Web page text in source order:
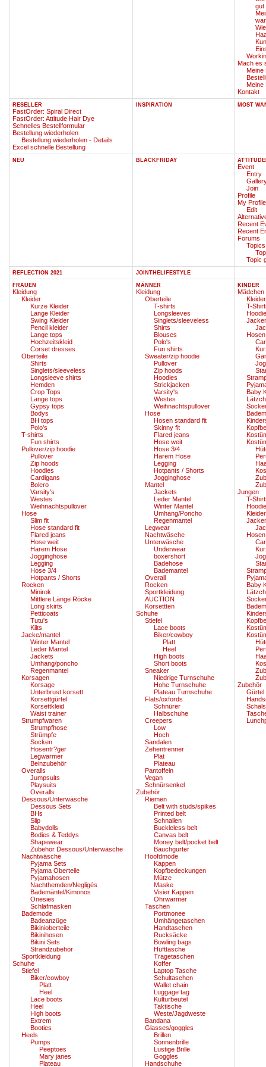
gut
Mach es
Meine
Meine
Kontakt
RESELLER
FastOrder: Spiral Direct
FastOrder: Attitude Hair Dye
Schnelles Bestellformular
Bestellung wiederholen
Bestellung wiederholen - Details
Excel schnelle Bestellung
INSPIRATION MOST
NEU BLACKFRIDAY
Event
Entry
Join
Profile
My Profile
Edit
Recent
Recent
Forums
Topics
Topic
REFLECTION 2021 JOINTHELIFESTYLE
FRAUEN
Kleidung
Kleider
Kurze Kleider
Lange Kleider
Swing Kleider
Pencil kleider
Lange tops
Hochzeitskleid
Corset dresses
Oberteile
Shirts
Singlets/sleeveless
Longsleeve shirts
Hemden
Crop Tops
Lange tops
Gypsy tops
Bodys
BH tops
Polo's
T-shirts
Fun shirts
Pullover/zip hoodie
Pullover
Zip hoods
Hoodies
Cardigans
Bolero
Varsity's
Westes
Weihnachtspullover
Hose
Slim fit
Hose standard fit
Flared jeans
Hose weit
Harem Hose
Jogginghose
Legging
Hose 3/4
Hotpants / Shorts
Rocken
Minirok
Mittlere Länge Röcke
Long skirts
Petticoats
Tutu's
Kilts
Jacke/mantel
Winter Mantel
Leder Mantel
Jackets
Umhang/poncho
Regenmantel
Korsagen
Korsage
Unterbrust korsett
Korsettgürtel
Korsettkleid
Waist trainer
Strumpfwaren
Strumpfhose
Strümpfe
Socken
Hosentr?ger
Legwarmer
Beinzubehör
Overalls
Jumpsuits
Playsuits
Overalls
Dessous/Unterwäsche
Dessous Sets
BHs
Slip
Babydolls
Bodies & Teddys
Shapewear
Zubehör Dessous/Unterwäsche
Nachtwäsche
Pyjama Sets
Pyjama Oberteile
Pyjamahosen
Nachthemden/Negligés
Bademäntel/Kimonos
Onesies
Schlafmasken
Bademode
Badeanzüge
Bikinioberteile
Bikinihosen
Bikini Sets
Strandzubehör
Sportkleidung
Schuhe
Stiefel
Biker/cowboy
Platt
Heel
Lace boots
Heel
High boots
Extrem
Booties
Heels
Pumps
Peeptoes
Mary janes
Plateau
MÄNNER
Kleidung
Oberteile
T-shirts
Longsleeves
Singlets/sleeveless
Shirts
Blouses
Polo's
Fun shirts
Sweater/zip hoodie
Pullover
Zip hoods
Hoodies
Strickjacken
Varsity's
Westes
Weihnachtspullover
Hose
Hosen standard fit
Skinny fit
Flared jeans
Hose weit
Hose 3/4
Harem Hose
Legging
Hotpants / Shorts
Jogginghose
Mantel
Jackets
Leder Mantel
Winter Mantel
Umhang/Poncho
Regenmantel
Legwear
Nachtwäsche
Unterwäsche
Underwear
boxershort
Badehose
Bademantel
Overall
Rocken
Sportkleidung
AUCTION
Korsettten
Schuhe
Stiefel
Lace boots
Biker/cowboy
Platt
Heel
High boots
Short boots
Sneaker
Niedrige Turnschuhe
Hohe Turnschuhe
Plateau Turnschuhe
Flats/oxfords
Schnürer
Halbschuhe
Creepers
Low
Hoch
Sandalen
Zehentrenner
Plat
Plateau
Pantoffeln
Vegan
Schnürsenkel
Zubehör
Riemen
Belt with studs/spikes
Printed belt
Schnallen
Buckleless belt
Canvas belt
Money belt/pocket belt
Bauchgurter
Hoofdmode
Kappen
Kopfbedeckungen
Mütze
Maske
Visier Kappen
Ohrwarmer
Taschen
Portmonee
Umhängetaschen
Handtaschen
Rucksäcke
Bowling bags
Hüfttasche
Tragetaschen
Koffer
Laptop Tasche
Schultaschen
Wallet chain
Luggage tag
Kulturbeutel
Taktische
Weste/Jagdweste
Bandana
Glasses/goggles
Brillen
Sonnenbrille
Lustige Brille
Goggles
Handschuhe
KINDER
Mädchen
Kleider
T-
Baby
Jungen
T-
Kleider
Hosen
Baby
Zubehör
Gürtel
Schals